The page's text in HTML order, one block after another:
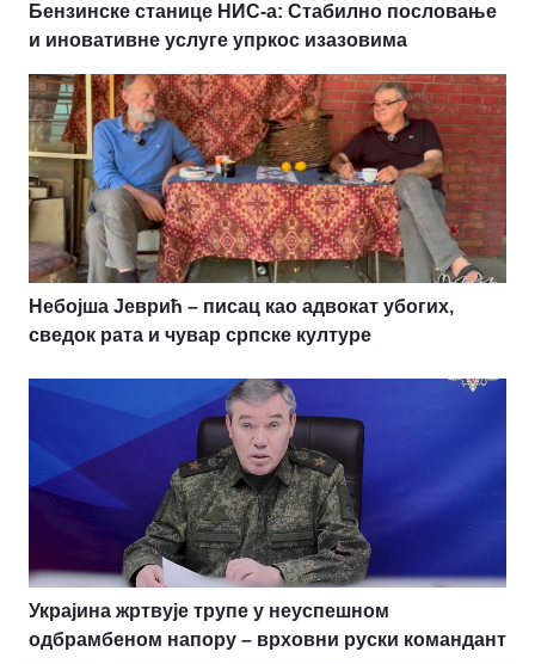
Бензинске станице НИС-а: Стабилно пословање
и иновативне услуге упркос изазовима
Небојша Јеврић – писац као адвокат убогих,
сведок рата и чувар српске културе
Украјина жртвује трупе у неуспешном
одбрамбеном напору – врховни руски командант